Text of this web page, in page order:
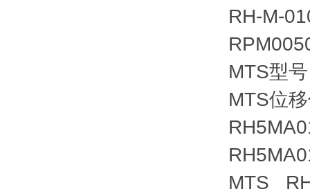
RH-M-
MTS型号
MTS位
MTS